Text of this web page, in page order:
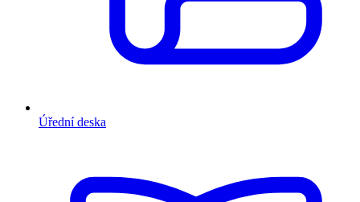
Úřední deska